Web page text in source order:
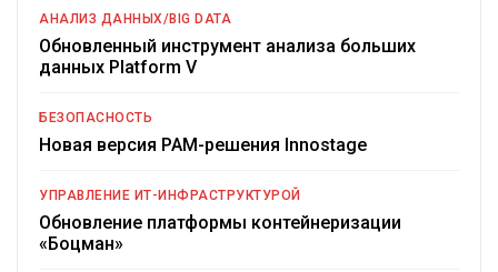
АНАЛИЗ ДАННЫХ/BIG DATA
Обновленный инструмент анализа больших
данных Platform V
БЕЗОПАСНОСТЬ
Новая версия PAM-решения Innostage
УПРАВЛЕНИЕ ИТ-ИНФРАСТРУКТУРОЙ
Обновление платформы контейнеризации
«Боцман»